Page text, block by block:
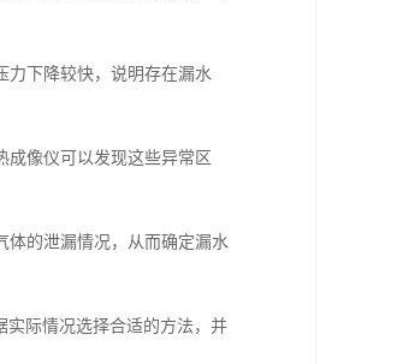
力下降较快，说明存在漏水
成像仪可以发现这些异常区
体的泄漏情况，从而确定漏水
实际情况选择合适的方法，并